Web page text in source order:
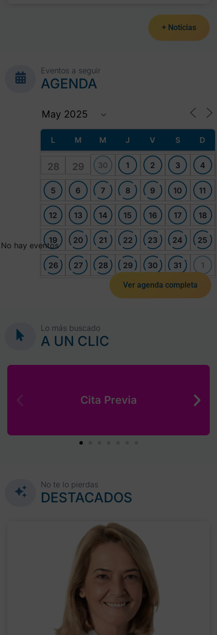
+ Noticias
Eventos a seguir
AGENDA
L M M J V S D
28 29 30 1 2 3 4
5 6 7 8 9 10 11
12 13 14 15 16 17 18
19 20 21 22 23 24 25
26 27 28 29 30 31 1
No hay eventos
Ver agenda completa
Lo más buscado
A UN CLIC
Cita Previa
No te lo pierdas
DESTACADOS